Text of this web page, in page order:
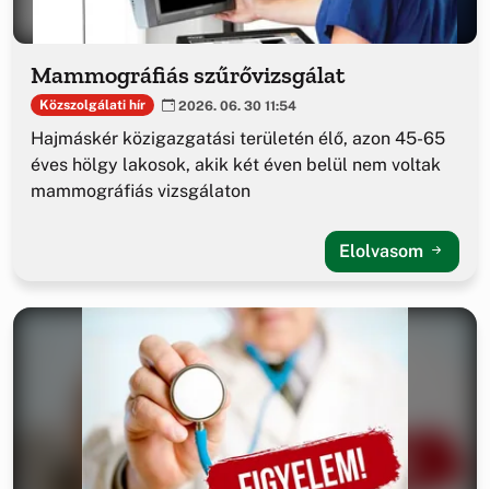
Mammográfiás szűrővizsgálat
Közszolgálati hír 2026. 06. 30 11:54
Hajmáskér közigazgatási területén élő, azon 45-65
éves hölgy lakosok, akik két éven belül nem voltak
mammográfiás vizsgálaton
Elolvasom